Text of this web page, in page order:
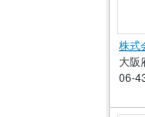
株式
大阪
06-